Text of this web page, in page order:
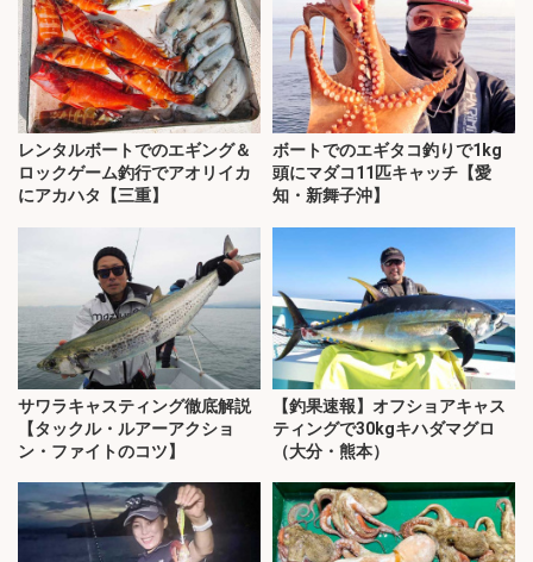
レンタルボートでのエギング＆
ロックゲーム釣行でアオリイカ
にアカハタ【三重】
ボートでのエギタコ釣りで1kg
頭にマダコ11匹キャッチ【愛
知・新舞子沖】
サワラキャスティング徹底解説
【タックル・ルアーアクショ
ン・ファイトのコツ】
【釣果速報】オフショアキャス
ティングで30kgキハダマグロ
（大分・熊本）